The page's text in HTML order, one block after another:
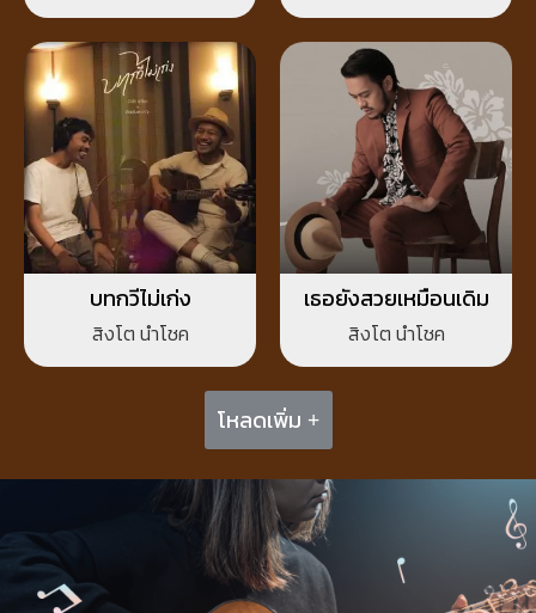
บทกวีไม่เก่ง
สิงโต นำโชค
เธอยังสวยเหมือนเดิม
สิงโต นำโชค
โหลดเพิ่ม +